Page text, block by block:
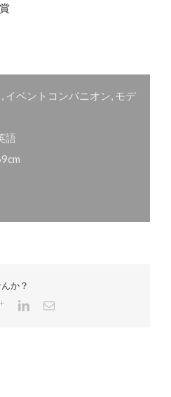
, イベントコンパニオン, モデ
語
か？